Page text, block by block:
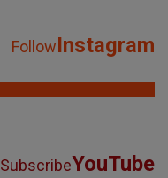
FollowInstagram
SubscribeYouTube